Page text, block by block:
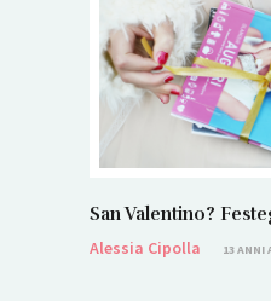
San Valentino?
Alessia Cipolla
13 ANNI